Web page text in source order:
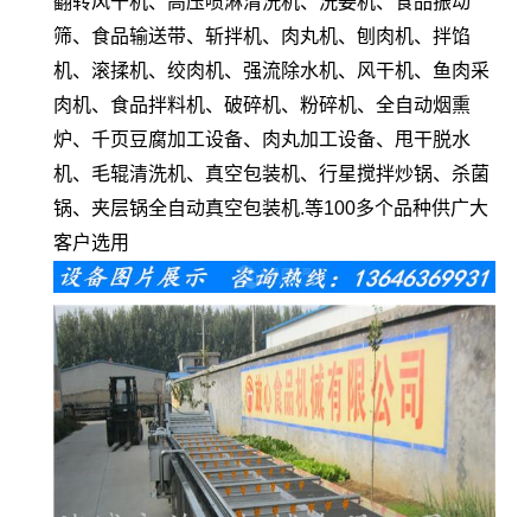
筛、食品输送带、斩拌机、肉丸机、刨肉机、拌馅
机、滚揉机、绞肉机、强流除水机、风干机、鱼肉采
肉机、食品拌料机、破碎机、粉碎机、全自动烟熏
炉、千页豆腐加工设备、肉丸加工设备、甩干脱水
机、毛辊清洗机、真空包装机、行星搅拌炒锅、杀菌
锅、夹层锅全自动真空包装机.等100多个品种供广大
客户选用